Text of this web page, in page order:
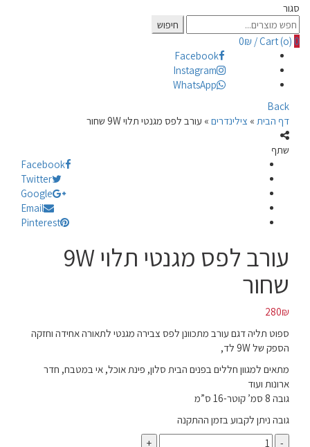
סגור
Search
for:
חיפוש
Cart (o) 0
/
0₪
Facebook
Instagram
WhatsApp
Back
דף הבית » צילינדרים » עורב לפס מגנטי תלוי 9W שחור
שתף
Facebook
Twitter
Google
Email
Pinterest
עורב לפס מגנטי תלוי 9W
שחור
280₪
ספוט תליה דגם עורב מתכוונן לפס צבירה מגנטי לתאורה אחידה וחזקה
הספק של 9W לד,
מתאים למגוון חללים בפנים הבית סלון, פינת אוכל, אי במטבח, חדר
ארונות ועוד
גובה 8 סמ’ קוטר-16 ס”מ
גובה ניתן לקבוע בזמן ההתקנה
כמות